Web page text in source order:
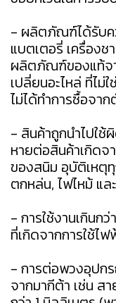
- ผลิตภัณฑ์ได้รับค
แบตเตอรี่ เครื่องช
ผลิตภัณฑ์ของแท้จ
เปลี่ยนอะไหล่ ที่ไม่
ไม่ได้ทำการซื้อจา
- สินค้าถูกนำไปใช้
หายต่อสินค้าเกิดจ
ของสนิม อุบัติเหตุทุ
ตกหล่น, ไฟไหม้ แล
- การใช้งานเกินก
ที่เกิดจากการใช้ไ
- การต่อพวงอุปก
จากมากีต้า เช่น ส